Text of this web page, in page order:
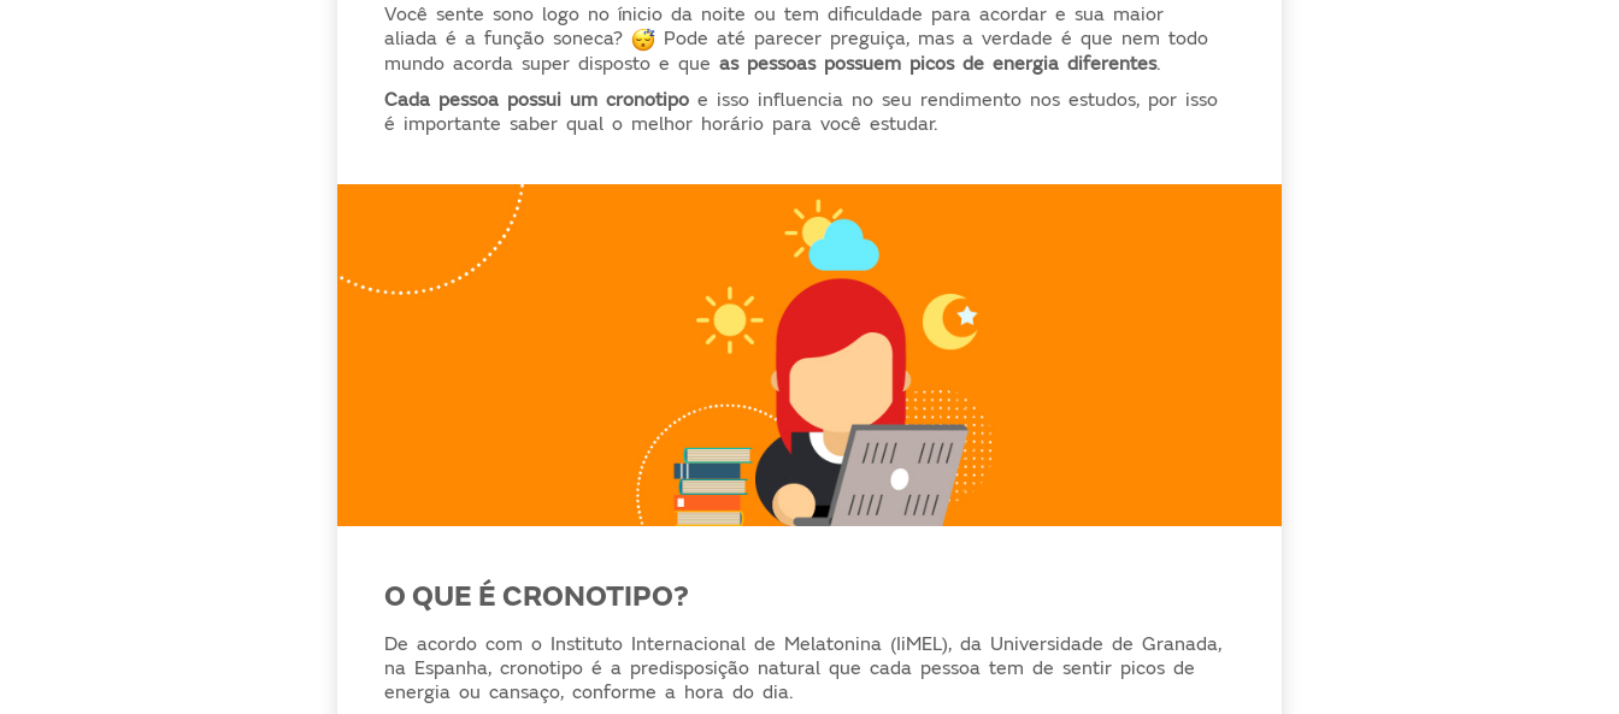
Você sente sono logo no ínicio da noite ou tem dificuldade para acordar e sua maior
aliada é a função soneca?
Pode até parecer preguiça, mas a verdade é que nem todo
mundo acorda super disposto e queas pessoas possuem picos de energia diferentes.
Cada pessoa possui um cronotipo e isso influencia no seu rendimento nos estudos, por isso
é importante saber qual o melhor horário para você estudar.
O QUE É CRONOTIPO?
De acordo com o Instituto Internacional de Melatonina (IiMEL), da Universidade de Granada,
na Espanha, cronotipo é a predisposição natural que cada pessoa tem de sentir picos de
energia ou cansaço, conforme a hora do dia.